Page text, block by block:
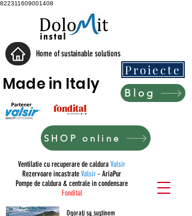
822311609001408
Ventilatie cu recuperare de caldura Valsir
Rezervoare incastrate Valsir - AriaPur
Pompe de caldura & centrale in condensare
Fondital
Made in Italy
Proiecte
Home of sustainable solutions
Blog
Onorati sa sustinem
SHOP online